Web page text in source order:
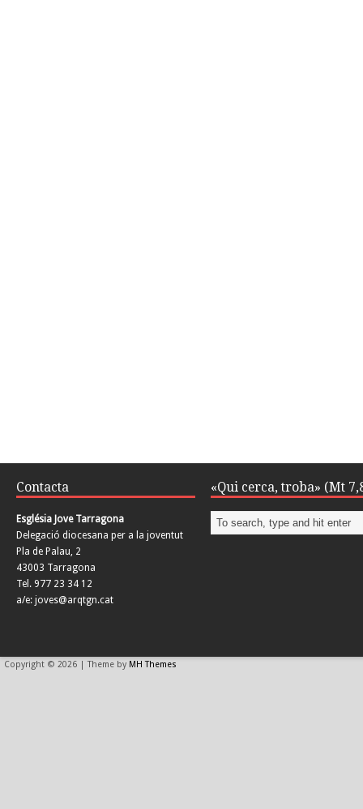
Contacta
Església Jove Tarragona
Delegació diocesana per a la joventut
Pla de Palau, 2
43003 Tarragona
Tel. 977 23 34 12
a/e: joves@arqtgn.cat
«Qui cerca, troba» (Mt
Copyright © 2026 | Theme by MH Themes